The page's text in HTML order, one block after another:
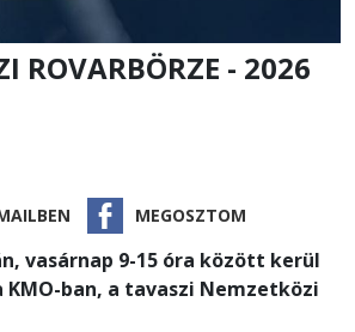
ROVARBÖRZE - 2026
MEGOSZTOM
vasárnap 9-15 óra között kerül
KMO-ban, a tavaszi Nemzetközi